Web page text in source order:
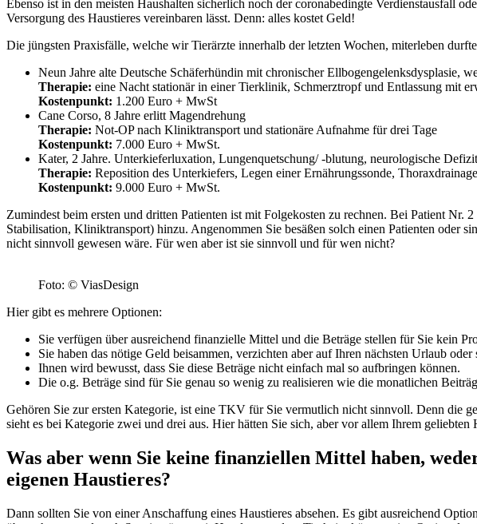
Ebenso ist in den meisten Haushalten sicherlich noch der coronabedingte Verdienstausfall
Versorgung des Haustieres vereinbaren lässt. Denn: alles kostet Geld!
Die jüngsten Praxisfälle, welche wir Tierärzte innerhalb der letzten Wochen, miterleben
Neun Jahre alte Deutsche Schäferhündin mit chronischer Ellbogengelenksdysplasie,
Therapie: eine Nacht stationär in einer Tierklinik, Schmerztropf und Entlassung mit
Kostenpunkt: 1.200 Euro + MwSt
Cane Corso, 8 Jahre erlitt Magendrehung
Therapie: Not-OP nach Kliniktransport und stationäre Aufnahme für drei Tage
Kostenpunkt: 7.000 Euro + MwSt.
Kater, 2 Jahre. Unterkieferluxation, Lungenquetschung/ -blutung, neurologische
Therapie: Reposition des Unterkiefers, Legen einer Ernährungssonde,
Kostenpunkt: 9.000 Euro + MwSt.
Zumindest beim ersten und dritten Patienten ist mit Folgekosten zu rechnen. Bei Patient
Stabilisation, Kliniktransport) hinzu. Angenommen Sie besäßen solch einen Patienten oder
nicht sinnvoll gewesen wäre. Für wen aber ist sie sinnvoll und für wen nicht?
Foto: © ViasDesign
Hier gibt es mehrere Optionen:
Sie verfügen über ausreichend finanzielle Mittel und die Beträge stellen für Sie kein
Sie haben das nötige Geld beisammen, verzichten aber auf Ihren nächsten Urlaub
Ihnen wird bewusst, dass Sie diese Beträge nicht einfach mal so aufbringen können.
Die o.g. Beträge sind für Sie genau so wenig zu realisieren wie die monatlichen
Gehören Sie zur ersten Kategorie, ist eine TKV für Sie vermutlich nicht sinnvoll. Denn die
sieht es bei Kategorie zwei und drei aus. Hier hätten Sie sich, aber vor allem Ihrem
Was aber wenn Sie keine finanziellen Mittel haben,
eigenen Haustieres?
Dann sollten Sie von einer Anschaffung eines Haustieres absehen. Es gibt ausreichend